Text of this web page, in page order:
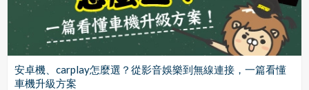
安卓機、carplay怎麼選？從影音娛樂到無線連接，一篇看懂
車機升級方案